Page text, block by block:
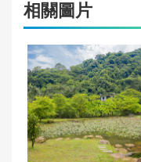
資
料
開
放
宣
告
營運時間：
週二、週四、
週六、週日：
（週一、三公
交通資訊：
1.搭乘基隆市公
站」，即可抵達
相關圖片